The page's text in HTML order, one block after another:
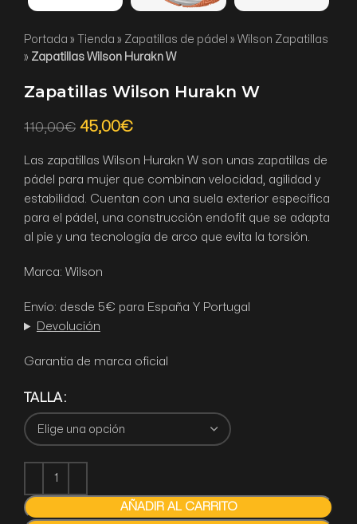
Portada » Tienda » Zapatillas de pádel » Wilson Zapatillas
» Zapatillas Wilson Hurakn W
Zapatillas Wilson Hurakn W
110,00€ 45,00€
Las zapatillas Wilson Hurakn W son unas zapatillas de
pádel para mujer que combinan velocidad, agilidad y
estabilidad. Cuentan con una suela exterior específica
para el pádel, una construcción endofit que se adapta
al pie y una tecnología de arco que evita la torsión.
Marca: Wilson
Envío: desde 5€ para España Y Portugal
Devolución
Garantía de marca oficial
TALLA
AÑADIR AL CARRITO